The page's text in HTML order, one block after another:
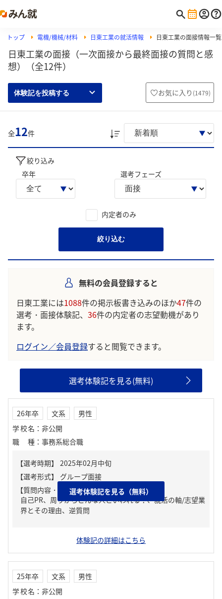
トップ 電機/機械/材料 日東工業の就活情報 日東工業の面接情報一覧
日東工業の面接（一次面接から最終面接の質問と感
想）（全12件）
体験記を投稿する お気に入り (1479)
全12件
絞り込み
卒年
選考フェーズ
内定者のみ
絞り込む
無料の会員登録すると
日東工業には1088件の掲示板書き込みのほか47件の
選考・面接体験記、 36件の内定者の志望動機があり
ます。
ログイン／会員登録すると閲覧できます。
選考体験記を見る(無料)
26年卒 文系
男性
学校名 ： 非公開
職種 ： 事務系総合職
【質問内容・課題】
自己PR、周りからどんな人といわれる？、就活の軸/志望業
界とその理由、逆質問
選考体験記を見る（無料）
体験記の詳細はこちら
25年卒 文系
男性
学校名 ： 非公開